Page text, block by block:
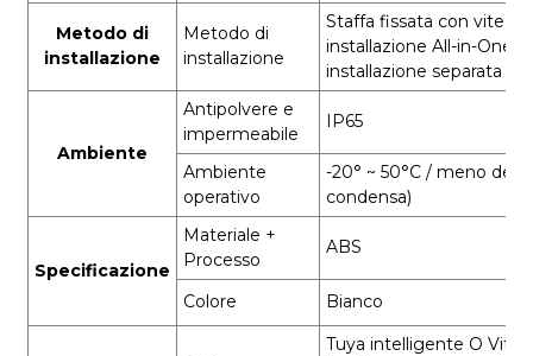
Metodo di
installazione
Metodo di
installazione
Staffa fissata con vite,
installazione All-in-One e
installazione separata
Ambiente
Antipolvere e
impermeabile
IP65
Ambiente
operativo
-20° ~ 50°C / meno del
condensa)
Specificazione
Materiale +
Processo
ABS
Colore Bianco
Tuya intelligente O Vita